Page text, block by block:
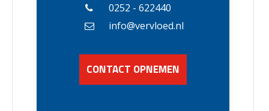
0252 - 622440
info@vervloed.nl
CONTACT OPNEMEN